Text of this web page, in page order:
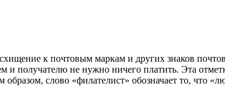
к почтовым маркам и других знаков
и получателю не нужно ничего платить. Эта
слово «филателист» обозначает то, что